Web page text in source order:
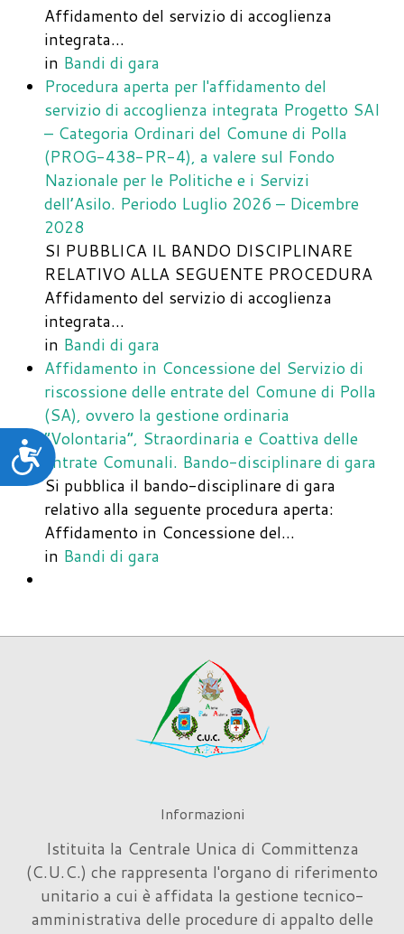
Accessibilità
Affidamento del servizio di accoglienza
integrata…
in Bandi di gara
Procedura aperta per l'affidamento del
servizio di accoglienza integrata Progetto SAI
– Categoria Ordinari del Comune di Polla
(PROG-438-PR-4), a valere sul Fondo
Nazionale per le Politiche e i Servizi
dell’Asilo. Periodo Luglio 2026 – Dicembre
2028
SI PUBBLICA IL BANDO DISCIPLINARE
RELATIVO ALLA SEGUENTE PROCEDURA
Affidamento del servizio di accoglienza
integrata…
in Bandi di gara
Affidamento in Concessione del Servizio di
riscossione delle entrate del Comune di Polla
(SA), ovvero la gestione ordinaria
“Volontaria”, Straordinaria e Coattiva delle
entrate Comunali. Bando-disciplinare di gara
Si pubblica il bando-disciplinare di gara
relativo alla seguente procedura aperta:
Affidamento in Concessione del…
in Bandi di gara
Informazioni
Istituita la Centrale Unica di Committenza
(C.U.C.) che rappresenta l'organo di riferimento
unitario a cui è affidata la gestione tecnico-
amministrativa delle procedure di appalto delle